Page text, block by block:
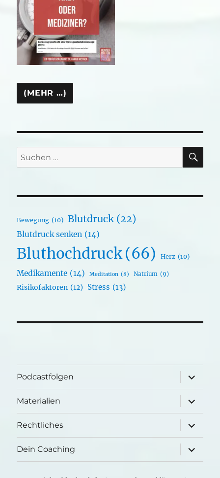
Suchen
nach:
Bewegung (10) Blutdruck (22)
Blutdruck senken (14)
Bluthochdruck(66) Herz (10)
Medikamente (14) Meditation (8) Natrium (9)
Risikofaktoren (12) Stress (13)
Podcastfolgen
öffnen
Materialien
öffnen
Rechtliches
öffnen
Dein Coaching
öffnen